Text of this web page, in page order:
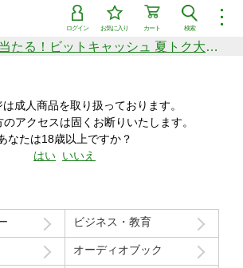
︙
検索
カート
お気に入り
ログイン
シリーズ
商品
新着セール中商品
ら探す
価格の高い順
年間ランキング
総額50万円分が当たる！ビットキャッシュ 夏トク大感謝祭
成人商品を取り扱っております。
アクセスは固くお断りいたします。
なたは18歳以上ですか？
はい いいえ
ビジネス・教育
オーディオブック